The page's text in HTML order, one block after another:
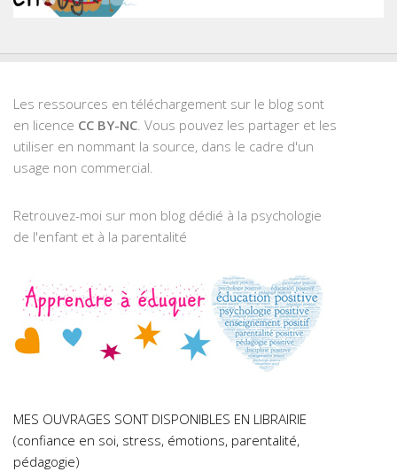
Les ressources en téléchargement sur le blog sont
en licence CC BY-NC. Vous pouvez les partager et les
utiliser en nommant la source, dans le cadre d'un
usage non commercial.
Retrouvez-moi sur mon blog dédié à la psychologie
de l'enfant et à la parentalité
MES OUVRAGES SONT DISPONIBLES EN LIBRAIRIE
(confiance en soi, stress, émotions, parentalité,
pédagogie)